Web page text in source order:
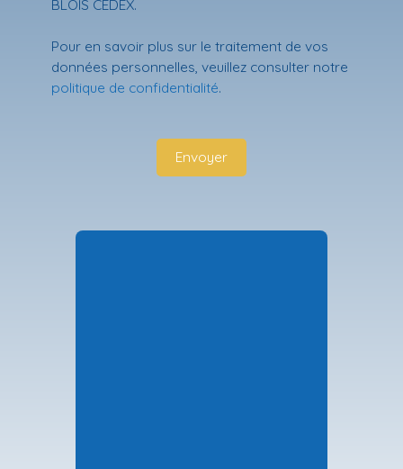
BLOIS CEDEX.
Pour en savoir plus sur le traitement de vos
données personnelles, veuillez consulter notre
politique de confidentialité.
Envoyer